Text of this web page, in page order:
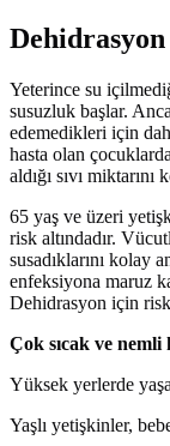
Yeterince su
susuzluk başlar.
edemedikleri için
hasta olan
aldığı sıvı
65 yaş ve üzeri
risk altındadır.
susadıklarını
enfeksiyona maruz
Dehidrasyon için risk
Çok sıcak ve
Yüksek yerlerde
Yaşlı yetişkinler,